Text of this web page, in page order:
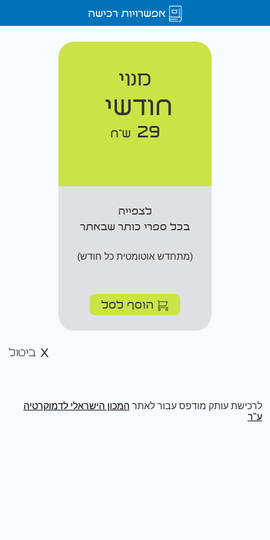
אפשרויות רכישה
מנוי
חודשי
29 ש"ח
לצפייה
בכל ספרי כותר שבאתר
(מתחדש אוטומטית כל חודש)
הוסף לסל
ביטול
לרכישת עותק מודפס עבור לאתר המכון הישראלי לדמוקרטיה
ע"ר